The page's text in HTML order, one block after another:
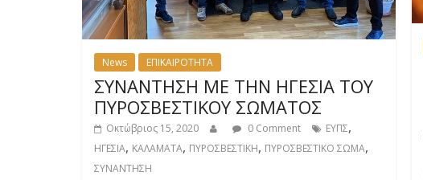
News ΕΠΙΚΑΙΡΟΤΗΤΑ
ΣΥΝΑΝΤΗΣΗ ΜΕ ΤΗΝ ΗΓΕΣΙΑ ΤΟΥ
ΠΥΡΟΣΒΕΣΤΙΚΟΥ ΣΩΜΑΤΟΣ
Οκτώβριος 15, 2020 0 Comment ΕΥΠΣ,
ΗΓΕΣΙΑ, ΚΑΛΑΜΑΤΑ, ΠΥΡΟΣΒΕΣΤΙΚΗ, ΠΥΡΟΣΒΕΣΤΙΚΟ ΣΩΜΑ,
ΣΥΝΑΝΤΗΣΗ